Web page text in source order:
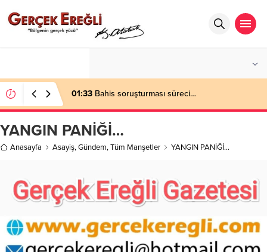
01:33 Bahis soruşturması süreci…
YANGIN PANİĞİ…
Anasayfa Asayiş,Gündem,Tüm Manşetler YANGIN PANİĞİ…